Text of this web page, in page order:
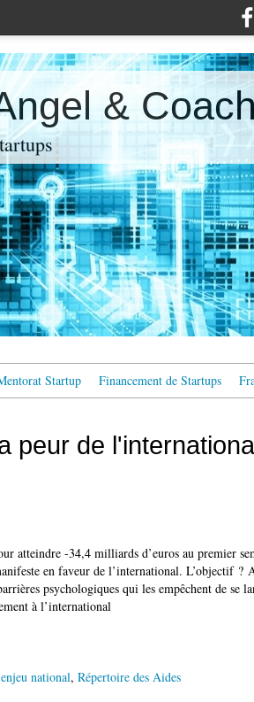
&
Startup Financement de Startups
peur de
atteindre -34,4 milliards d’euros au premier
en faveur de l’international. L’objectif ?
psychologiques qui les empêchent de se
à l’international
national, Répertoire des Aides